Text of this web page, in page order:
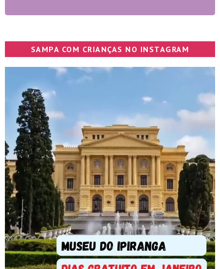
SAMPA COM CRIANÇAS NO INSTAGRAM